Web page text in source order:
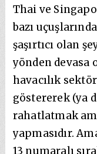
Thai ve
bazı
şaşırtıcı olan
yönden devasa
havacılık
göstererek (ya
rahatlatmak
yapmasıdır.
13 numaralı